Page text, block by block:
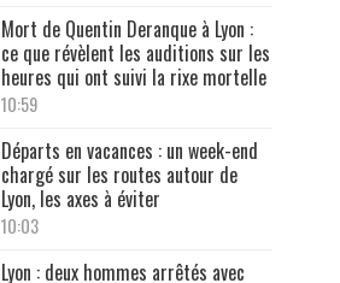
Mort de Quentin Deranque à Lyon :
ce que révèlent les auditions sur les
heures qui ont suivi la rixe mortelle
10:59
Départs en vacances : un week-end
chargé sur les routes autour de
Lyon, les axes à éviter
10:03
Lyon : deux hommes arrêtés avec